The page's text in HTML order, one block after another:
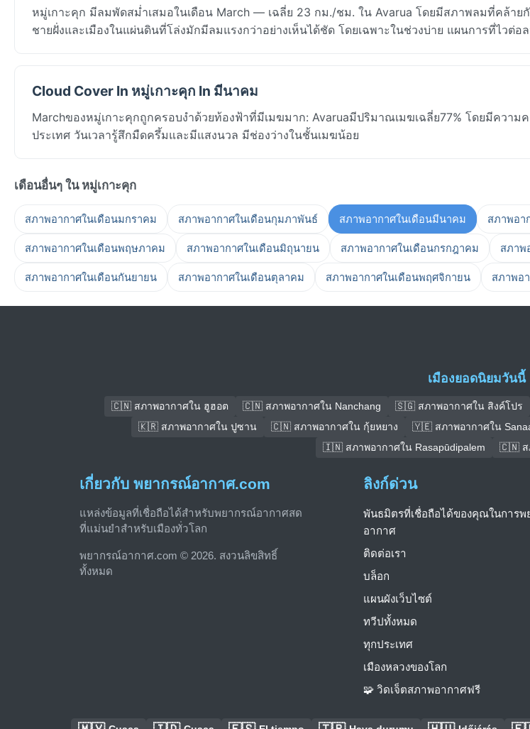
หมู่เกาะคุก มีลมพัดสม่ำเสมอในเดือน March — เฉลี่ย 23 กม./ชม. ใน Avarua โดยมีสภาพลมที่คล้า
ชายฝั่งและเมืองในแผ่นดินที่โล่งมักมีลมแรงกว่าอย่างเห็นได้ชัด โดยเฉพาะในช่วงบ่าย แผนการที่ไวต่อ
Cloud Cover In หมู่เกาะคุก In มีนาคม
Marchของหมู่เกาะคุกถูกครอบงำด้วยท้องฟ้าที่มีเมฆมาก: Avaruaมีปริมาณเมฆเฉลี่ย77% โดยมีความ
ประเทศ วันเวลารู้สึกมืดครึ้มและมีแสงนวล มีช่องว่างในชั้นเมฆน้อย
เดือนอื่นๆ ใน หมู่เกาะคุก
สภาพอากาศในเดือนมกราคม สภาพอากาศในเดือนกุมภาพันธ์ สภาพอากาศในเดือนมีนาคม สภาพอา
สภาพอากาศในเดือนพฤษภาคม สภาพอากาศในเดือนมิถุนายน สภาพอากาศในเดือนกรกฎาคม สภาพ
สภาพอากาศในเดือนกันยายน สภาพอากาศในเดือนตุลาคม สภาพอากาศในเดือนพฤศจิกายน สภาพอ
เมืองยอดนิยมวันนี้
🇨🇳 สภาพอากาศใน ฮูฮอต 🇨🇳 สภาพอากาศใน Nanchang 🇸🇬 สภาพอากาศใน สิงค์โปร
🇰🇷 สภาพอากาศใน ปูซาน
🇨🇳 สภาพอากาศใน กุ้ยหยาง 🇾🇪 สภาพอากาศใน
🇮🇳 สภาพอากาศใน Rasapūdipalem
🇨🇳 สภ
เกี่ยวกับ พยากรณ์อากาศ.com
แหล่งข้อมูลที่เชื่อถือได้สำหรับพยากรณ์อากาศสด
ที่แม่นยำสำหรับเมืองทั่วโลก
พยากรณ์อากาศ.com © 2026. สงวนลิขสิทธิ์
ทั้งหมด
ลิงก์ด่วน
พันธมิตรที่เชื่อถือได้ของคุณในการ
อากาศ
ติดต่อเรา
บล็อก
แผนผังเว็บไซต์
ทวีปทั้งหมด
ทุกประเทศ
เมืองหลวงของโลก
🧩 วิดเจ็ตสภาพอากาศฟรี